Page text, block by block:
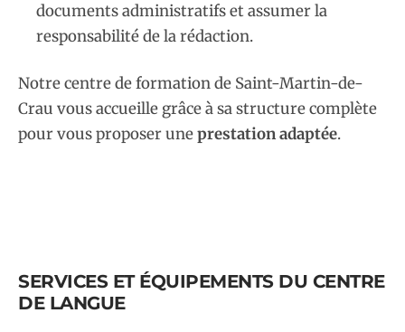
documents administratifs et assumer la
responsabilité de la rédaction.
Notre centre de formation de Saint-Martin-de-
Crau vous accueille grâce à sa structure complète
pour vous proposer uneprestation adaptée.
SERVICES ET ÉQUIPEMENTS DU CENTRE
DE LANGUE